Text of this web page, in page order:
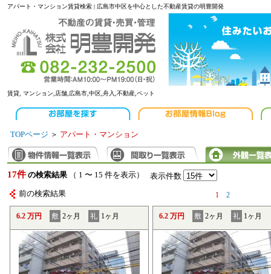
アパート・マンション賃貸検索 | 広島市中区を中心とした不動産賃貸の明豊開発
賃貸, マンション,店舗,広島市,中区,舟入,不動産,ペット
TOPページ ＞ アパート・マンション
17件 の検索結果 （ 1 〜 15 件を表示） 表示件数
前の検索結果 1 2
6.2 万円 敷 2ヶ月 礼 1ヶ月 6.2 万円 敷 2ヶ月 礼 1ヶ月